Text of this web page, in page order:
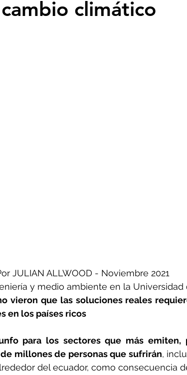
climático
JULIAN ALLWOOD - Noviembre 2021
y medio ambiente en la Universidad
vieron que las soluciones reales
en los países ricos
para los sectores que más emiten,
millones de personas que sufrirán,
del ecuador, como consecuencia